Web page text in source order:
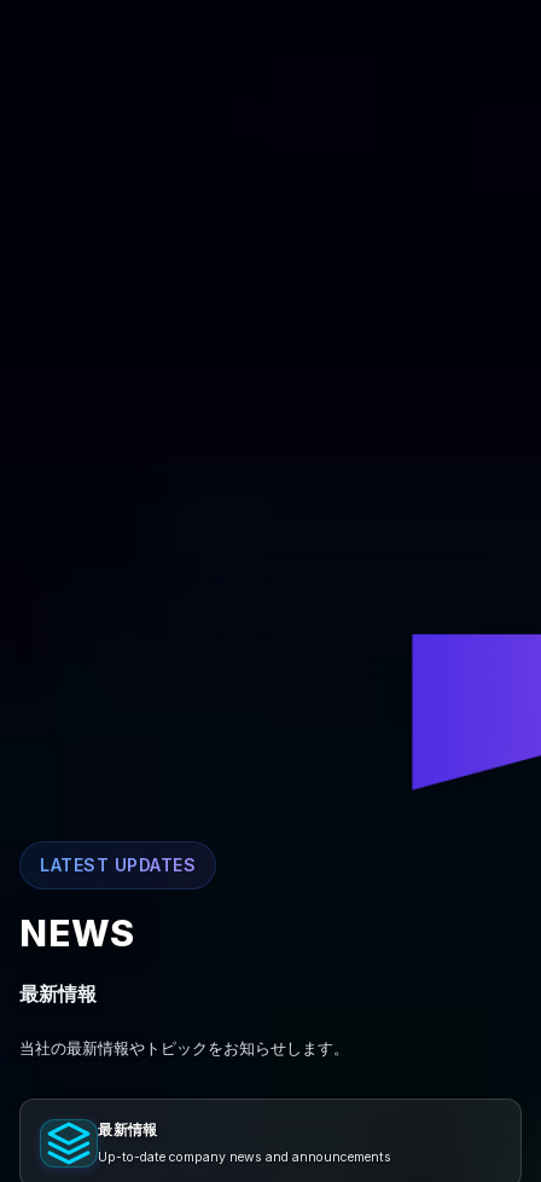
LATEST UPDATES
NEWS
最新情報
当社の最新情報やトピックをお知らせします。
最新情報
Up-to-date company news and announcements